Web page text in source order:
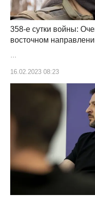
358-е сутки войны:
восточном
16.02.2023 08:23